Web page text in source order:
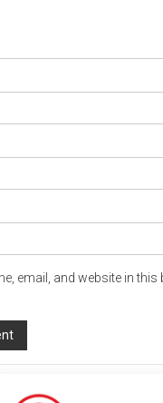
email, and website in